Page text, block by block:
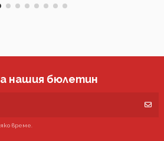
нашия бюлетин
време.